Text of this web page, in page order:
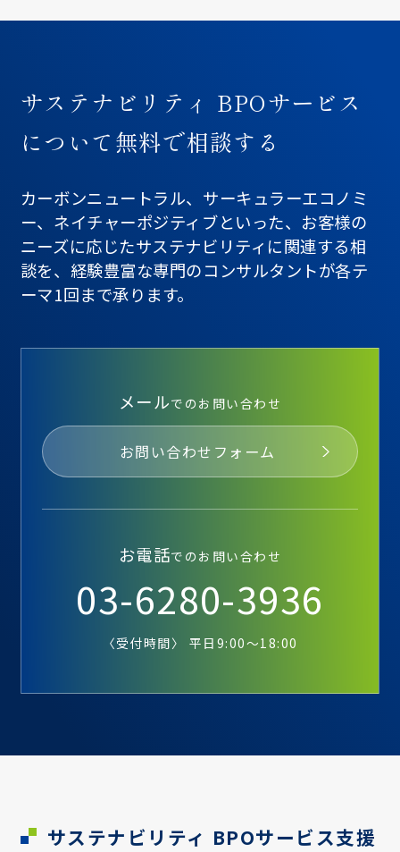
サステナビリティ BPOサービス
について無料で相談する
カーボンニュートラル、サーキュラーエコノミ
ー、ネイチャーポジティブといった、お客様の
ニーズに応じたサステナビリティに関連する相
談を、経験豊富な専門のコンサルタントが各テ
ーマ1回まで承ります。
メールでのお問い合わせ
お問い合わせフォーム
お電話でのお問い合わせ
03-6280-3936
〈受付時間〉 平日9:00～18:00
サステナビリティ BPOサービス支援